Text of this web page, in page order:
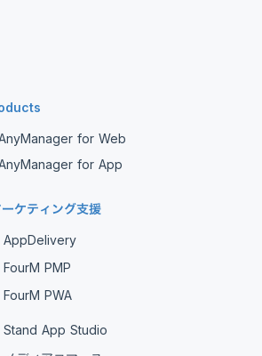
for Web
for App
ケティング支援
AppDelivery
FourM PMP
FourM PWA
Stand App Studio